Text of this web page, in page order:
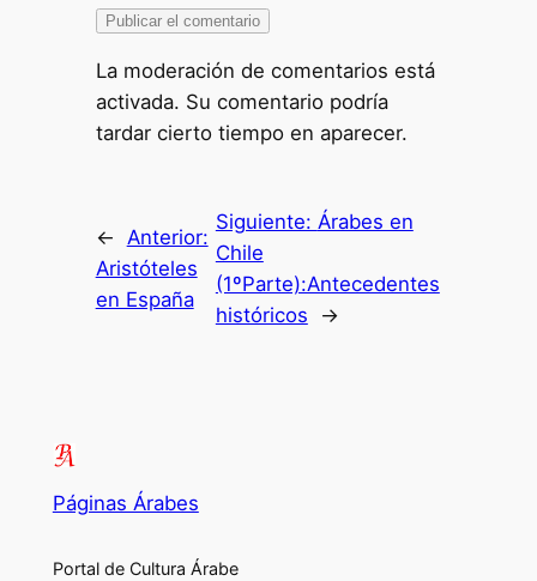
La moderación de comentarios está
activada. Su comentario podría
tardar cierto tiempo en aparecer.
← Anterior:
Aristóteles
en España
Siguiente: Árabes en
Chile
(1ºParte):Antecedentes
históricos
→
Páginas Árabes
Portal de Cultura Árabe